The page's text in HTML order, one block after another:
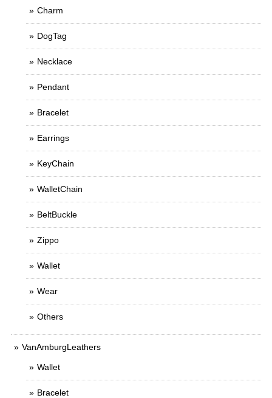
Charm
DogTag
Necklace
Pendant
Bracelet
Earrings
KeyChain
WalletChain
BeltBuckle
Zippo
Wallet
Wear
Others
VanAmburgLeathers
Wallet
Bracelet